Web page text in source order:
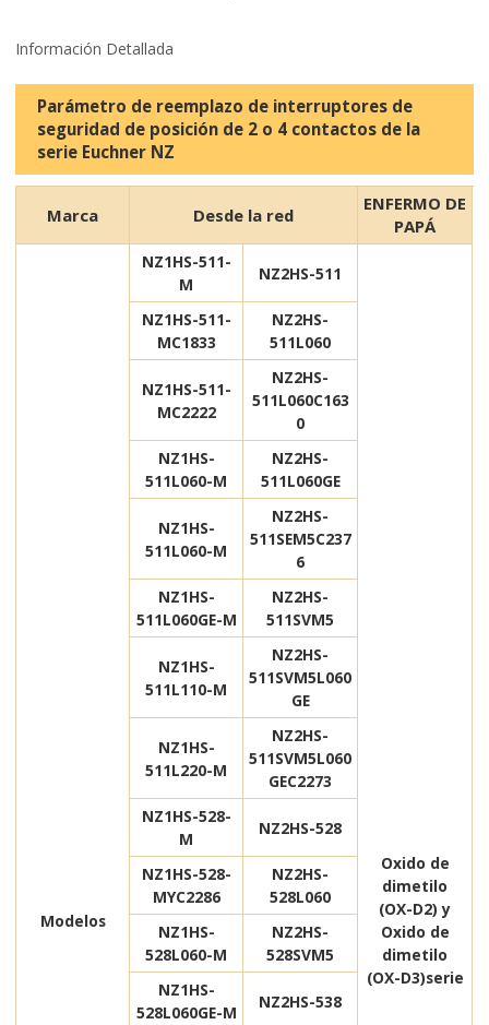
Información Detallada
Parámetro de reemplazo de interruptores de
seguridad de posición de 2 o 4 contactos de la
serie Euchner NZ
Marca Desde la red
ENFERMO DE
PAPÁ
Modelos
NZ1HS-511-
M
NZ2HS-511
Oxido de
dimetilo
(OX-D2) y
Oxido de
dimetilo
(OX-D3)serie
NZ1HS-511-
MC1833
NZ2HS-
511L060
NZ1HS-511-
MC2222
NZ2HS-
511L060C163
0
NZ1HS-
511L060-M
NZ2HS-
511L060GE
NZ1HS-
511L060-M
NZ2HS-
511SEM5C237
6
NZ1HS-
511L060GE-M
NZ2HS-
511SVM5
NZ1HS-
511L110-M
NZ2HS-
511SVM5L060
GE
NZ1HS-
511L220-M
NZ2HS-
511SVM5L060
GEC2273
NZ1HS-528-
M
NZ2HS-528
NZ1HS-528-
MYC2286
NZ2HS-
528L060
NZ1HS-
528L060-M
NZ2HS-
528SVM5
NZ1HS-
528L060GE-M
NZ2HS-538